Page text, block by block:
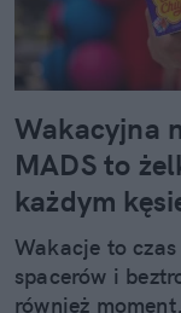
Wakacyjna
MADS to
każdym
Wakacje to
spacerów i
również